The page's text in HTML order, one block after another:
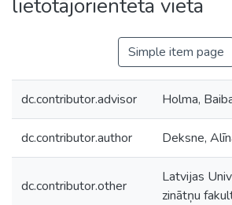
lietotājorientēta vieta
Simple item page
dc.contributor.advisor Holma,
dc.contributor.author Deksne,
dc.contributor.other
Latvijas
zinātņu